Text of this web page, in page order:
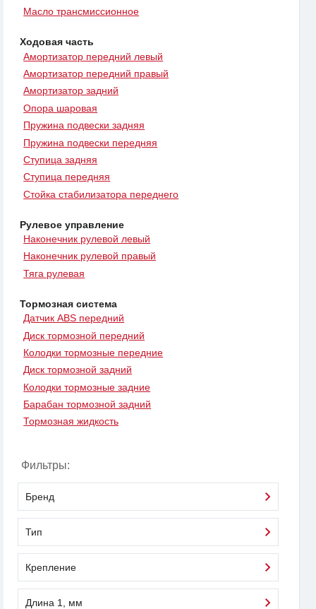
Масло трансмиссионное
Ходовая часть
Амортизатор передний левый
Амортизатор передний правый
Амортизатор задний
Опора шаровая
Пружина подвески задняя
Пружина подвески передняя
Ступица задняя
Ступица передняя
Стойка стабилизатора переднего
Рулевое управление
Наконечник рулевой левый
Наконечник рулевой правый
Тяга рулевая
Тормозная система
Датчик ABS передний
Диск тормозной передний
Колодки тормозные передние
Диск тормозной задний
Колодки тормозные задние
Барабан тормозной задний
Тормозная жидкость
Фильтры:
Бренд
Тип
Крепление
Длина 1, мм